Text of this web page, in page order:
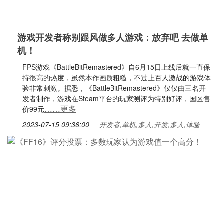
游戏开发者称别跟风做多人游戏：放弃吧 去做单
机！
FPS游戏《BattleBitRemastered》自6月15日上线后就一直保
持很高的热度，虽然本作画质粗糙，不过上百人激战的游戏体
验非常刺激。据悉，《BattleBitRemastered》仅仅由三名开
发者制作，游戏在Steam平台的玩家测评为特别好评，国区售
价99元……更多
2023-07-15 09:36:00 开发者,单机,多人,开发,多人,体验